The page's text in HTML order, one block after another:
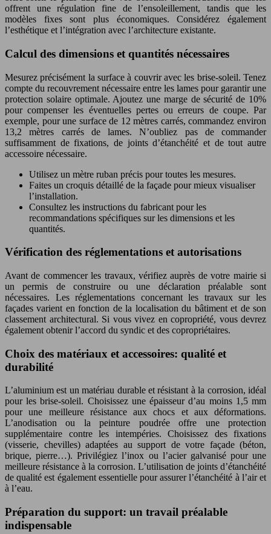
offrent une régulation fine de l’ensoleillement, tandis que les
modèles fixes sont plus économiques. Considérez également
l’esthétique et l’intégration avec l’architecture existante.
Calcul des dimensions et quantités nécessaires
Mesurez précisément la surface à couvrir avec les brise-soleil. Tenez
compte du recouvrement nécessaire entre les lames pour garantir une
protection solaire optimale. Ajoutez une marge de sécurité de 10%
pour compenser les éventuelles pertes ou erreurs de coupe. Par
exemple, pour une surface de 12 mètres carrés, commandez environ
13,2 mètres carrés de lames. N’oubliez pas de commander
suffisamment de fixations, de joints d’étanchéité et de tout autre
accessoire nécessaire.
Utilisez un mètre ruban précis pour toutes les mesures.
Faites un croquis détaillé de la façade pour mieux visualiser
l’installation.
Consultez les instructions du fabricant pour les
recommandations spécifiques sur les dimensions et les
quantités.
Vérification des réglementations et autorisations
Avant de commencer les travaux, vérifiez auprès de votre mairie si
un permis de construire ou une déclaration préalable sont
nécessaires. Les réglementations concernant les travaux sur les
façades varient en fonction de la localisation du bâtiment et de son
classement architectural. Si vous vivez en copropriété, vous devrez
également obtenir l’accord du syndic et des copropriétaires.
Choix des matériaux et accessoires: qualité et
durabilité
L’aluminium est un matériau durable et résistant à la corrosion, idéal
pour les brise-soleil. Choisissez une épaisseur d’au moins 1,5 mm
pour une meilleure résistance aux chocs et aux déformations.
L’anodisation ou la peinture poudrée offre une protection
supplémentaire contre les intempéries. Choisissez des fixations
(visserie, chevilles) adaptées au support de votre façade (béton,
brique, pierre…). Privilégiez l’inox ou l’acier galvanisé pour une
meilleure résistance à la corrosion. L’utilisation de joints d’étanchéité
de qualité est également essentielle pour assurer l’étanchéité à l’air et
à l’eau.
Préparation du support: un travail préalable
indispensable